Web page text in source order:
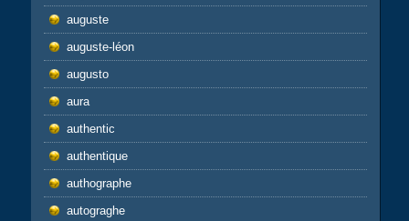
auguste
auguste-léon
augusto
aura
authentic
authentique
authographe
autograghe